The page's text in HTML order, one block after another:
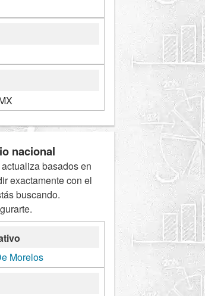
nacional
basados en
exactamente con el
buscando.
Morelos